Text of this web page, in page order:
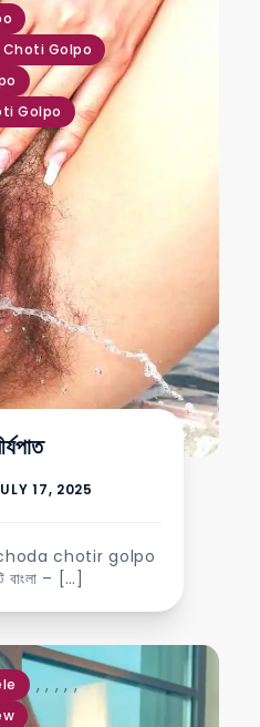
Choti Golpo
Golpo
choda chotir golpo
বাংলা – […]
,, ,,,